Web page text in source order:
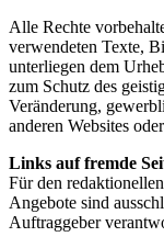
Alle Rechte
verwendeten Texte,
unterliegen dem
zum Schutz des
Veränderung,
anderen Websites
Links auf fremde
Für den
Angebote sind
Auftraggeber